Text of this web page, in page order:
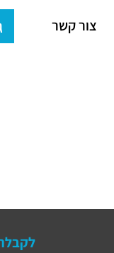
צור קשר
לקבלת